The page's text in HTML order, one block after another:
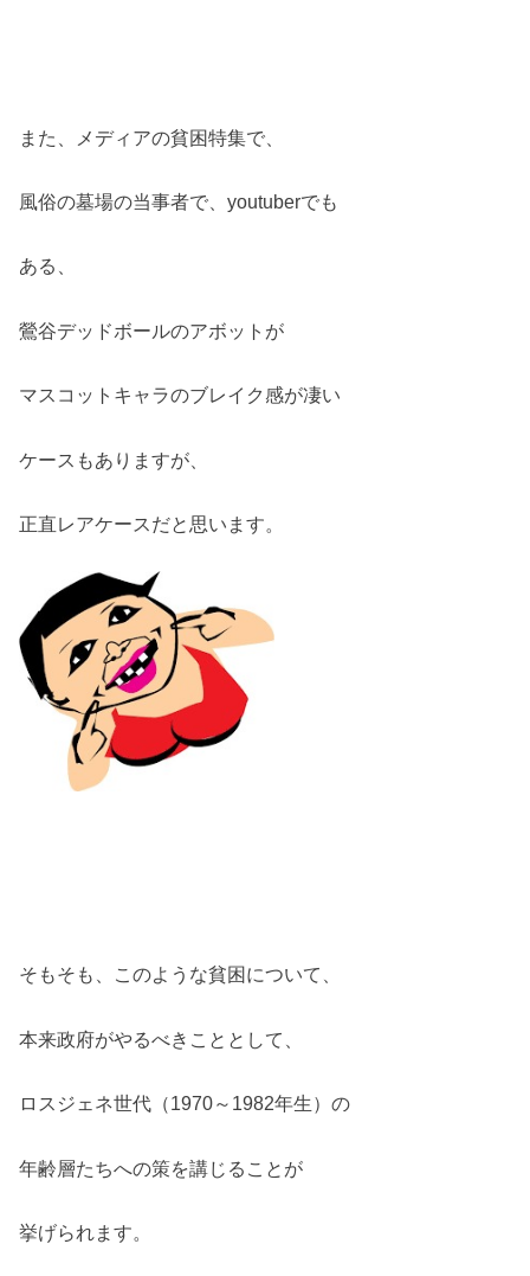
また、メディアの貧困特集で、
風俗の墓場の当事者で、youtuberでも
ある、
鶯谷デッドボールのアボットが
マスコットキャラのブレイク感が凄い
ケースもありますが、
正直レアケースだと思います。
そもそも、このような貧困について、
本来政府がやるべきこととして、
ロスジェネ世代（1970～1982年生）の
年齢層たちへの策を講じることが
挙げられます。